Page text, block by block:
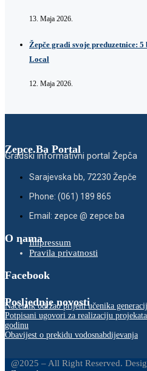
13. Maja 2026.
Žepče gradi svoje preduzetnice:
Local
12. Maja 2026.
Zepce.Ba Portal
Gradski informativni portal Žepča
Sarajevska bb, 72230 Žepče
Phone: (061) 189 865
Email: zepce @ zepce.ba
O namaImpressum
Pravila privatnosti
Facebook
Posljednje novosti
Načelnik održao prijem učenika
Potpisani ugovori za realizaciju
godinu
Obavijest o prekidu vodosnabdijevanja
@2025 – All Right Reserved.